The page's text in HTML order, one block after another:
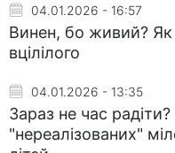
04.01.2026 - 16:57
Винен, бо живий?
вцілілого
04.01.2026 - 13:35
Зараз не час
"нереалізованих"